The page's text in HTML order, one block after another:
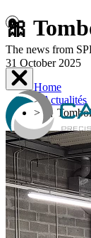
The news from
🎀
31 October 2025
Home
> Actualités
>🎀